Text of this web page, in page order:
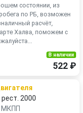
состоянии, из
по РБ, возможен
расчёт,
Халва, поможем с
В наличии
522 ₽
2000
МКПП